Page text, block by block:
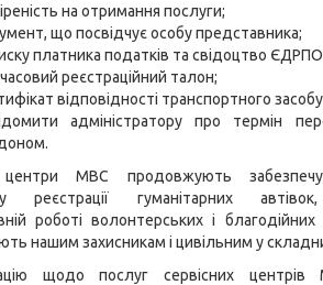
на отримання послуги;
що посвідчує особу представника;
платника податків та свідоцтво
реєстраційний талон;
відповідності транспортного
адміністратору про термін
центри МВС продовжують
реєстрації гуманітарних
роботі волонтерських і благодійних
нашим захисникам і цивільним у
щодо послуг сервісних